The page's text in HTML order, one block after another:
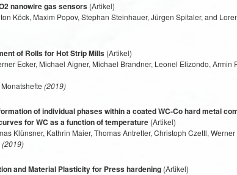
nanowire gas sensors(Artikel)
Köck, Maxim Popov, Stephan Steinhauer, Jürgen Spitaler, and
of Rolls for Hot Strip Mills(Artikel)
Ecker, Michael Aigner, Michael Brandner, Leonel Elizondo, Armin
(2019)
of individual phases within a coated WC-Co hard metal
for WC as a function of temperature(Artikel)
Klünsner, Kathrin Maier, Thomas Antretter, Christoph Czettl, Werner
(2019)
and Material Plasticity for Press hardening(Artikel)